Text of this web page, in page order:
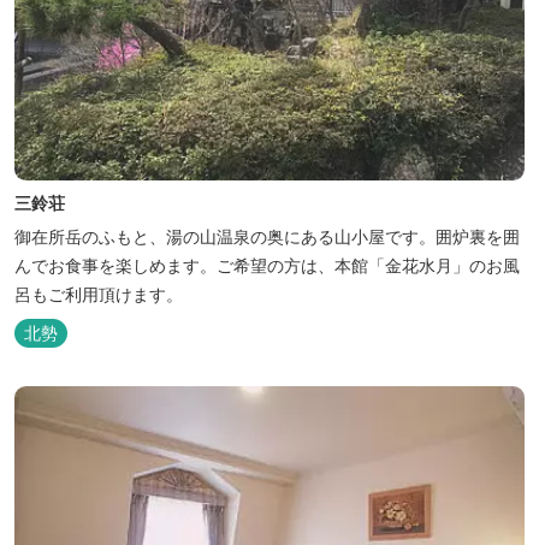
三鈴荘
御在所岳のふもと、湯の山温泉の奥にある山小屋です。囲炉裏を囲
んでお食事を楽しめます。ご希望の方は、本館「金花水月」のお風
呂もご利用頂けます。
北勢